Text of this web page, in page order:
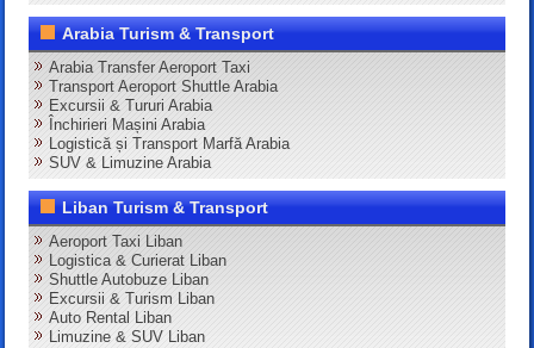
Arabia Turism & Transport
Arabia Transfer Aeroport Taxi
Transport Aeroport Shuttle Arabia
Excursii & Tururi Arabia
Închirieri Mașini Arabia
Logistică și Transport Marfă Arabia
SUV & Limuzine Arabia
Liban Turism & Transport
Aeroport Taxi Liban
Logistica & Curierat Liban
Shuttle Autobuze Liban
Excursii & Turism Liban
Auto Rental Liban
Limuzine & SUV Liban